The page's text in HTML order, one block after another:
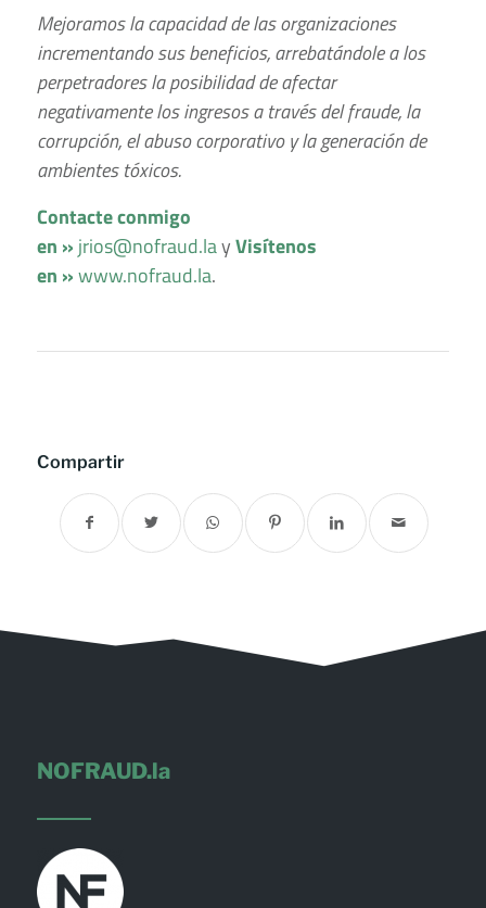
Mejoramos la capacidad de las organizaciones
incrementando sus beneficios, arrebatándole a los
perpetradores la posibilidad de afectar
negativamente los ingresos a través del fraude, la
corrupción, el abuso corporativo y la generación de
ambientes tóxicos.
Contacte conmigo
en » jrios@nofraud.layVisítenos
en »www.nofraud.la.
Compartir
NOFRAUD.la